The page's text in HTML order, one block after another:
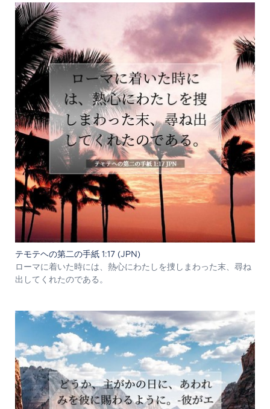
テモテヘの第二の手紙 1:17 (JPN)
ローマに着いた時には、熱心にわたしを捜しまわった末、尋ね
出してくれたのである。